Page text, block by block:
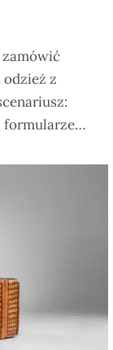
zamówić
z
formularze…